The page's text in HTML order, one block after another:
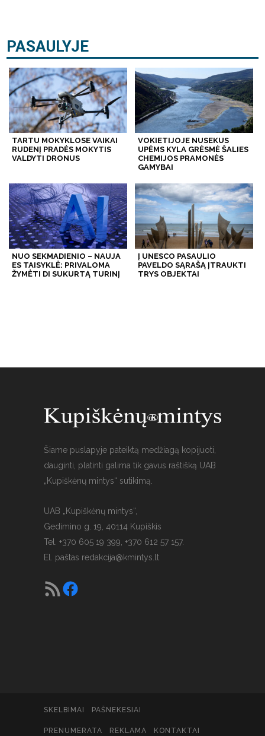
PASAULYJE
TARTU MOKYKLOSE VAIKAI
RUDENĮ PRADĖS MOKYTIS
VALDYTI DRONUS
VOKIETIJOJE NUSEKUS
UPĖMS KYLA GRĖSMĖ ŠALIES
CHEMIJOS PRAMONĖS
GAMYBAI
NUO SEKMADIENIO – NAUJA
ES TAISYKLĖ: PRIVALOMA
ŽYMĖTI DI SUKURTĄ TURINĮ
Į UNESCO PASAULIO
PAVELDO SĄRAŠĄ ĮTRAUKTI
TRYS OBJEKTAI
Šiame puslapyje pateiktą medžiagą kopijuoti,
dauginti, platinti galima tik gavus raštišką UAB
„Kupiškėnų mintys“ sutikimą.
UAB „Kupiškėnų mintys“,
Gedimino g. 19, 40114 Kupiškis
Tel. +370 605 19 399, +370 612 57 157.
El. paštas redakcija@kmintys.lt
SKELBIMAI PAŠNEKESIAI
PRENUMERATA REKLAMA KONTAKTAI